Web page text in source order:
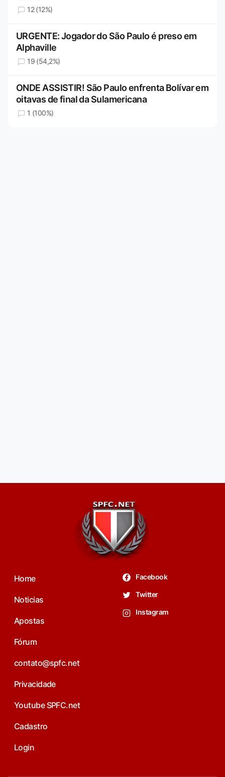
12 (12%)
URGENTE: Jogador do São Paulo é preso em
Alphaville
19 (54,2%)
ONDE ASSISTIR! São Paulo enfrenta Bolívar em
oitavas de final da Sulamericana
1 (100%)
Home
Noticias
Apostas
Fórum
contato@spfc.net
Privacidade
Youtube SPFC.net
Cadastro
Login
Facebook
Twitter
Instagram